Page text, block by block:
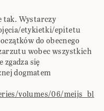
tak. Wystarczy
etykietki/epitetu
do obecnego
wobec wszystkich
zgadza się
dogmatem
volumes/06/meijs_bl